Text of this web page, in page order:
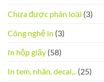
Chưa được phân loại (3)
Công nghệ in (3)
In hộp giấy (58)
In tem, nhãn, decal,.. (25)